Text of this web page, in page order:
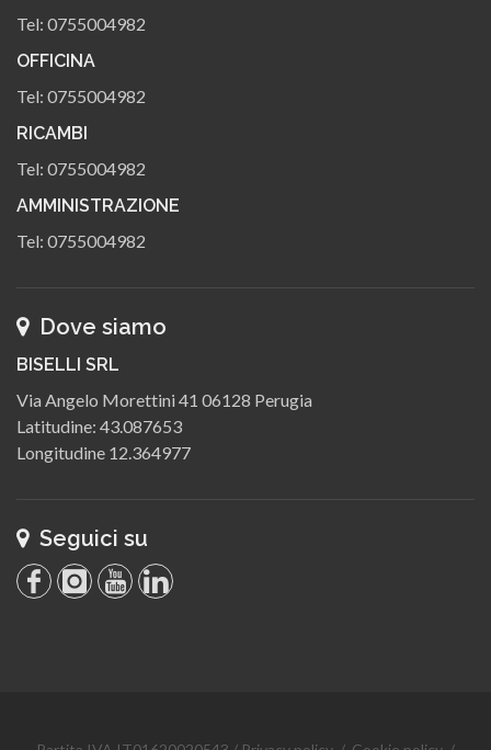
Tel: 0755004982
OFFICINA
Tel: 0755004982
RICAMBI
Tel: 0755004982
AMMINISTRAZIONE
Tel: 0755004982
Dove siamo
BISELLI SRL
Via Angelo Morettini 41 06128 Perugia
Latitudine: 43.087653
Longitudine 12.364977
Seguici su